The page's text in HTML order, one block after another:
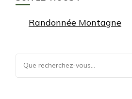
Randonnée Montagne
Vous
recherchiez